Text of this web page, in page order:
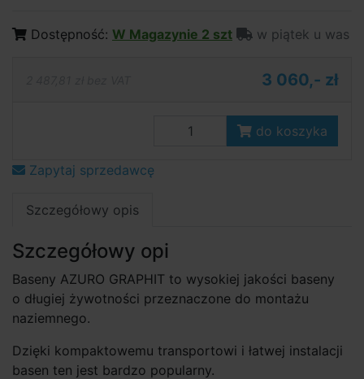
Dostępność: W Magazynie 2 szt w piątek u was
3 060,- zł
do koszyka
Zapytaj sprzedawcę
Szczegółowy opis
Szczegółowy opi
Baseny AZURO GRAPHIT to wysokiej jakości baseny
o długiej żywotności przeznaczone do montażu
naziemnego.
Dzięki kompaktowemu transportowi i łatwej instalacji
basen ten jest bardzo popularny.